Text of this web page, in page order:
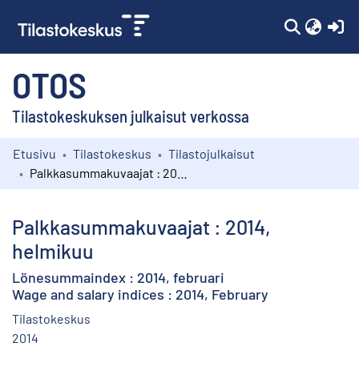
OTOS
Tilastokeskuksen julkaisut verkossa
Kokoelmat
Etusivu Tilastokeskus
Tilastojulkaisut
Palkkasummakuvaajat : 2014,
helmikuu
Lönesummaindex : 2014, februari
Wage and salary indices : 2014, February
Tilastokeskus
2014